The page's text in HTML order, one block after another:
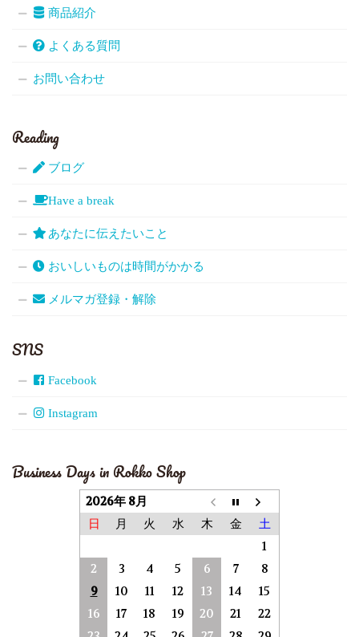
商品紹介
よくある質問
お問い合わせ
Reading
ブログ
Have a break
あなたに伝えたいこと
おいしいものは時間がかかる
メルマガ登録・解除
SNS
Facebook
Instagram
Business Days in Rokko Shop
2026年 8月
日 月 火 水 木 金 土
1
2
3 4 5 6 7
8
9
10 11 12 13 14
15
16
17 18 19 20 21
22